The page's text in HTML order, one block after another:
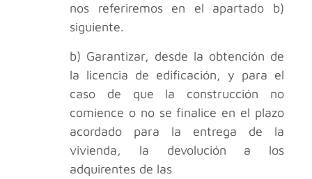
nos referiremos en el apartado b)
siguiente.
b) Garantizar, desde la obtención de
la licencia de edificación, y para el
caso de que la construcción no
comience o no se finalice en el plazo
acordado para la entrega de la
vivienda, la devolución a los
adquirentes de las